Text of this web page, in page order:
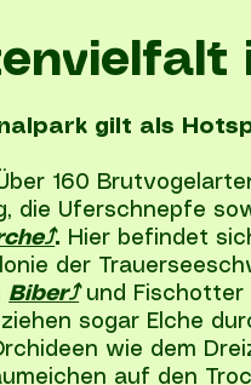
gilt als
160
die Uferschnepfe
. Hier befindet
der
Biber⤴und Fischotter
sogar Elche
wie dem
auf den